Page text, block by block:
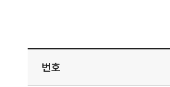
번호